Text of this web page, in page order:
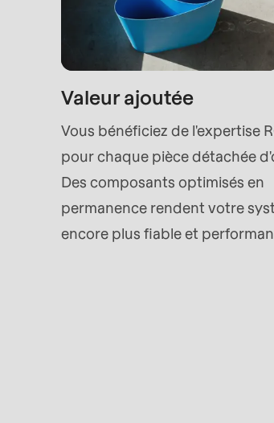
Valeur ajoutée
Vous bénéficiez de l'expertise
pour chaque pièce détachée
Des composants optimisés en
permanence rendent votre
encore plus fiable et